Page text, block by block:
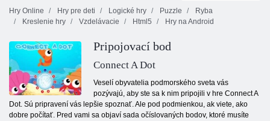
Hry Online
Hry pre deti Logické hry Puzzle
Ryba
Kreslenie hry
Vzdelávacie Html5 Hry na Android
Pripojovací bod
Connect A Dot
Veselí obyvatelia podmorského sveta vás
pozývajú, aby ste sa k nim pripojili v hre Connect A
Dot. Sú pripravení vás lepšie spoznať. Ale pod podmienkou, ak viete, ako
dobre počítať. Pred vami sa objaví sada očíslovaných bodov, ktoré musíte